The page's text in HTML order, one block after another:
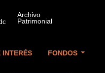
INTERÉS FONDOS